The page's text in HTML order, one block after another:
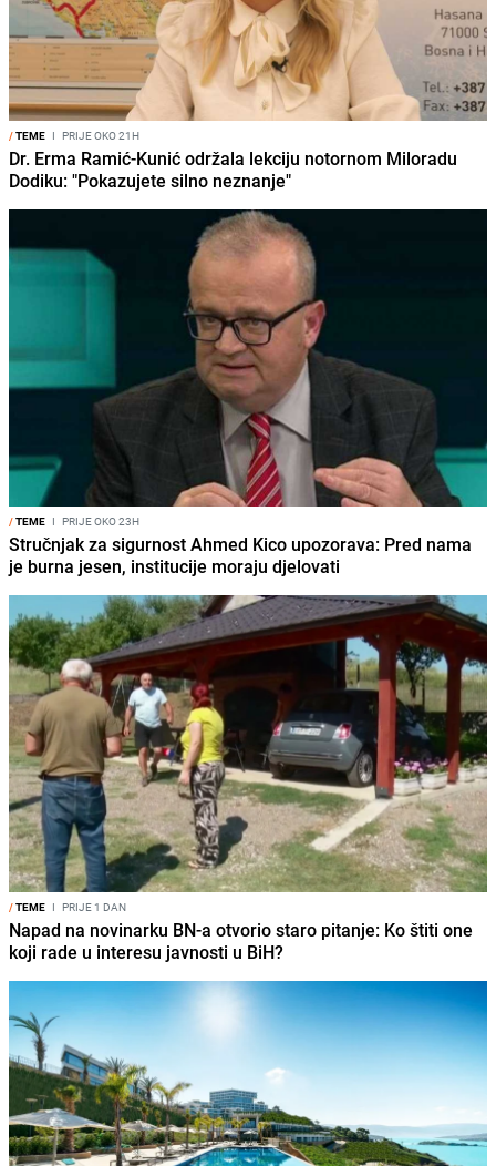
/TEME I PRIJE OKO 21H
Dr. Erma Ramić-Kunić održala lekciju notornom Miloradu
Dodiku: "Pokazujete silno neznanje"
/TEME I PRIJE OKO 23H
Stručnjak za sigurnost Ahmed Kico upozorava: Pred nama
je burna jesen, institucije moraju djelovati
/TEME I PRIJE 1 DAN
Napad na novinarku BN-a otvorio staro pitanje: Ko štiti one
koji rade u interesu javnosti u BiH?